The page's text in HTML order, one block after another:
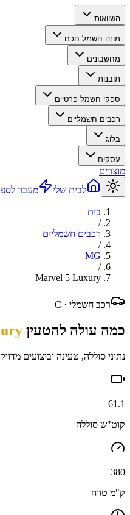
השוואות
מונה חשמל חכם
מחשבונים
תובנות
ספקי חשמל פרטיים
רכבים חשמליים
בלוג
עסקים
מוצרים
לבית שלי
מעבר
בית
/
רכבים חשמליים
/
MG
/
Marvel 5 Luxury
רכב חשמלי · C
כמה עולה להטעין
נתוני סוללה, טעינה וביצועים
61.1
קוט"ש סוללה
380
ק"מ טווח